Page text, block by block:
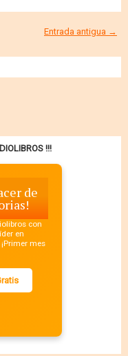
Entrada antigua →
!!!
de
con
en
mes